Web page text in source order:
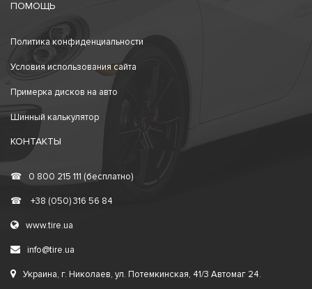
ПОМОЩЬ
Политика конфиденциальности
Условия использования сайта
Примерка дисков на авто
Шинный калькулятор
КОНТАКТЫ
☎ 0 800 215 111 (бесплатно)
☎ +38 (050) 316 56 84
www.tire.ua
info@tire.ua
Украина, г. Николаев, ул. Потемкинская, 41/3 Автомаг 24.